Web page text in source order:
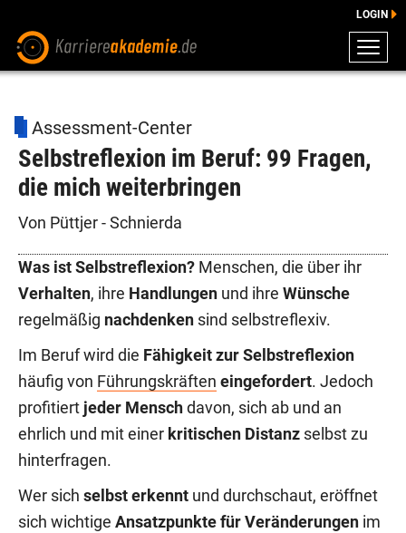
ENGLISCHE DOWNLOADS
E-LEARNING
FAQ
BERATUNG
LOGIN
Assessment-Center
Selbstreflexion im Beruf: 99 Fragen,
die mich weiterbringen
Von Püttjer - Schnierda
Was ist Selbstreflexion? Menschen, die über ihr
Verhalten, ihre Handlungen und ihre Wünsche
regelmäßig nachdenken sind selbstreflexiv.
Im Beruf wird die Fähigkeit zur Selbstreflexion
häufig von Führungskräften eingefordert. Jedoch
profitiert jeder Mensch davon, sich ab und an
ehrlich und mit einer kritischen Distanz selbst zu
hinterfragen.
Wer sich selbst erkennt und durchschaut, eröffnet
sich wichtige Ansatzpunkte für Veränderungen im